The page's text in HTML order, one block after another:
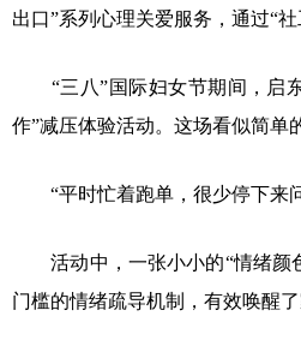
出口”系列心理关爱服务，通过“
“三八”国际妇女节期间，启东
作”减压体验活动。这场看似简单
“平时忙着跑单，很少停下来问
活动中，一张小小的“情绪颜色
门槛的情绪疏导机制，有效唤醒